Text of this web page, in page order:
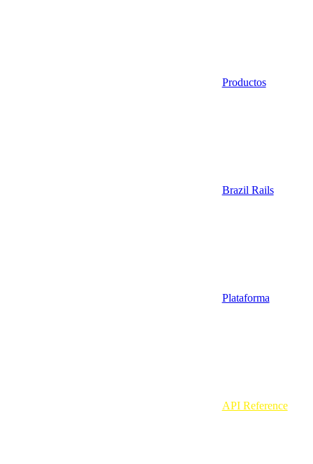
Productos
Brazil Rails
Plataforma
API Reference